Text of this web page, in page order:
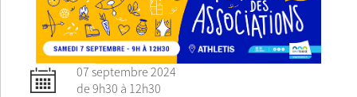
07 septembre 2024
de 9h30 à 12h30